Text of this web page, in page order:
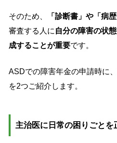
そのため、 「診断書」や「病
審査する人に 自分の障害の状
成することが重要です。
ASDでの障害年金の申請時に
を2つご紹介します。
主治医に日常の困りごとを